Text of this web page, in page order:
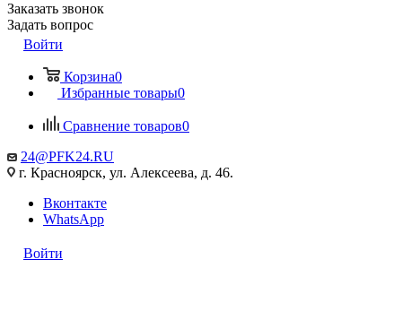
Заказать звонок
Задать вопрос
Войти
Корзина0
Избранные товары0
Сравнение товаров0
24@PFK24.RU
г. Красноярск, ул. Алексеева, д. 46.
Вконтакте
WhatsApp
Войти